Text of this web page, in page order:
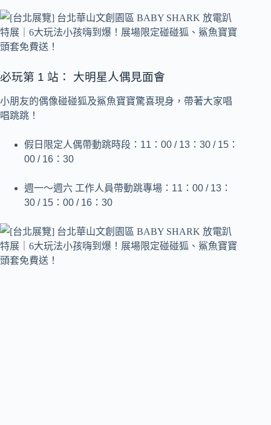
必玩第 1 站： 大明星人偶見面會
小朋友的偶像碰碰狐及鯊魚寶寶驚喜現身，帶著大家唱
唱跳跳！
假日限定人偶帶動跳時段：11：00 / 13：30 / 15：
00 / 16：30
週一～週六 工作人員帶動跳專場：11：00 / 13：
30 / 15：00 / 16：30